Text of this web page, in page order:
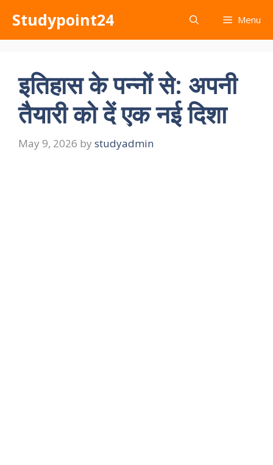
content
Studypoint24 Menu
इतिहास के पन्नों से: अपनी
तैयारी को दें एक नई दिशा
May 9, 2026 by studyadmin